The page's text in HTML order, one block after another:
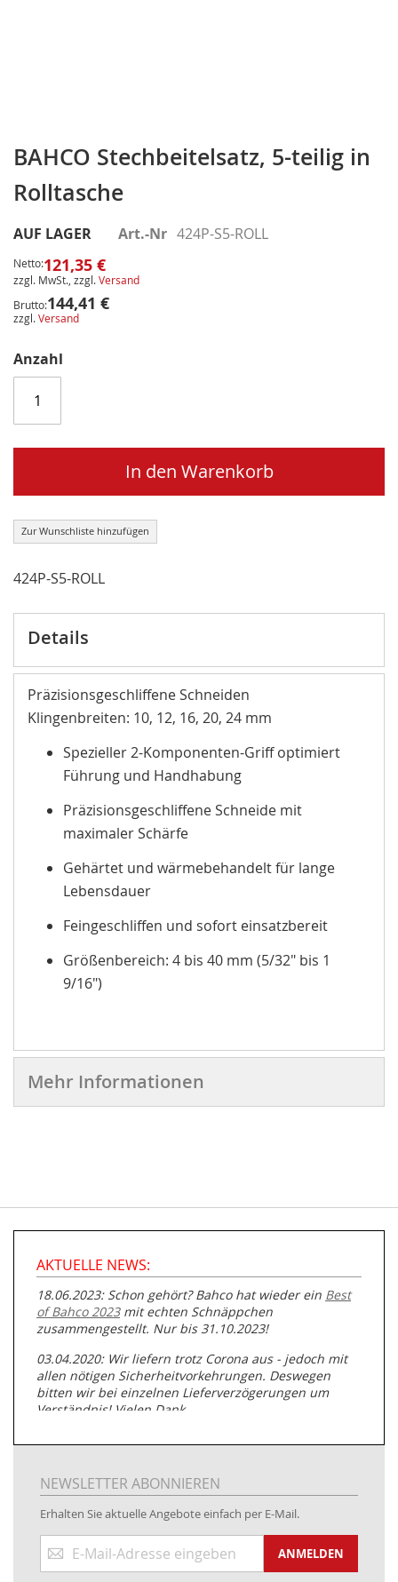
BAHCO Stechbeitelsatz, 5-teilig in
Rolltasche
AUF LAGER Art.-Nr 424P-S5-ROLL
Netto:121,35 €
zzgl. MwSt., zzgl.Versand
Brutto:144,41 €
zzgl.Versand
Anzahl
In den Warenkorb
Zur Wunschliste hinzufügen
424P-S5-ROLL
Anfang
der
Bildergalerie
Details
Präzisionsgeschliffene Schneiden
Klingenbreiten: 10, 12, 16, 20, 24 mm
Spezieller 2-Komponenten-Griff optimiert
Führung und Handhabung
Präzisionsgeschliffene Schneide mit
maximaler Schärfe
Gehärtet und wärmebehandelt für lange
Lebensdauer
Feingeschliffen und sofort einsatzbereit
Größenbereich: 4 bis 40 mm (5/32" bis 1
9/16")
Mehr Informationen
AKTUELLE NEWS:
18.06.2023: Schon gehört? Bahco hat wieder ein Best
of Bahco 2023mit echten Schnäppchen
zusammengestellt. Nur bis 31.10.2023!
03.04.2020: Wir liefern trotz Corona aus - jedoch mit
allen nötigen Sicherheitvorkehrungen. Deswegen
bitten wir bei einzelnen Lieferverzögerungen um
Verständnis! Vielen Dank.
05.07.2019: Neuester Zugang zu unserer
Rohrbearbeitung
01.06.2019: Individuell
bedruckte Kabeltrommeln
www.kabeltrommeln-versand.de/Kabelbedruckung
04.11.2018: Überarbeitung der Corporate Identity (CI)
NEWSLETTER ABONNIEREN
Erhalten Sie aktuelle Angebote einfach per E-Mail.
zum
ANMELDEN